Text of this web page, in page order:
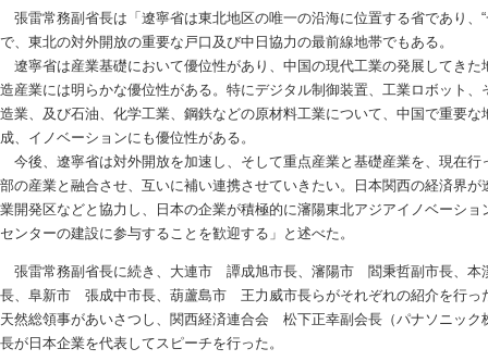
張雷常務副省長は「遼寧省は東北地区の唯一の沿海に位置する省であり、
で、東北の対外開放の重要な戸口及び中日協力の最前線地帯でもある。
遼寧省は産業基礎において優位性があり、中国の現代工業の発展してきた
造産業には明らかな優位性がある。特にデジタル制御装置、工業ロボット
造業、及び石油、化学工業、鋼鉄などの原材料工業について、中国で重要
成、イノベーションにも優位性がある。
今後、遼寧省は対外開放を加速し、そして重点産業と基礎産業を、現在行
部の産業と融合させ、互いに補い連携させていきたい。日本関西の経済界
業開発区などと協力し、日本の企業が積極的に瀋陽東北アジアイノベーシ
センターの建設に参与することを歓迎する」と述べた。
張雷常務副省長に続き、大連市 譚成旭市長、瀋陽市 閻秉哲副市長、
長、阜新市 張成中市長、葫蘆島市 王力威市長らがそれぞれの紹介を行
天然総領事があいさつし、関西経済連合会 松下正幸副会長（パナソニック
長が日本企業を代表してスピーチを行った。